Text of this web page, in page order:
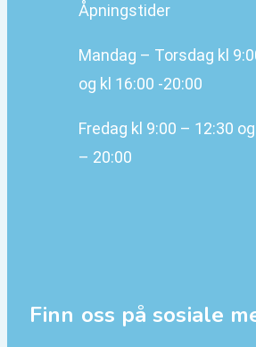
Åpningstider
Mandag – Torsdag kl
og kl 16:00 -20:00
Fredag kl 9:00 – 12:30
– 20:00
Finn oss på sosiale